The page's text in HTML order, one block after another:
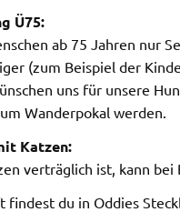
Ü75:
ab 75 Jahren nur
(zum Beispiel der
uns für unsere
Wanderpokal werden.
Katzen:
verträglich ist, kann bei
findest du in Oddies